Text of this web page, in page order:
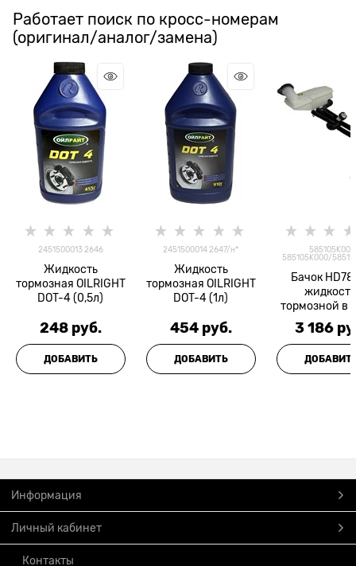
Работает поиск по кросс-номерам
(оригинал/аналог/замена)
2451500013 2646
Жидкость
тормозная OILRIGHT
DOT-4 (0,5л)
248 руб.
ДОБАВИТЬ
2451500014 2647/н*
Жидкость
тормозная OILRIGHT
DOT-4 (1л)
454 руб.
ДОБАВИТЬ
585105K001
585105K000/
Бачок
тормозной в
3 186
Информация
Личный кабинет
Контакты